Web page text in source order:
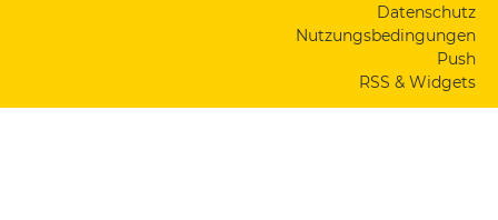
Datenschutz
Nutzungsbedingungen
Push
RSS & Widgets